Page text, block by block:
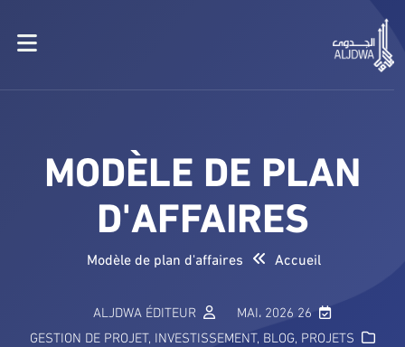
MODÈLE DE PLAN
D'AFFAIRES
Accueil
Modèle de plan d'affaires
26 MAI، 2026
ALJDWA ÉDITEUR
GESTION DE PROJET, INVESTISSEMENT, BLOG, PROJETS